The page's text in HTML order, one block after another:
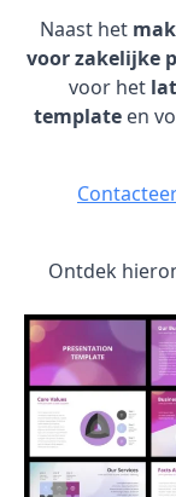
Naast het
voor zakelijke
voor het
template en
Ontdek